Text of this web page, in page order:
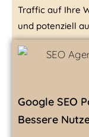
Traffic auf Ihre
und poten­ziell
Google SEO
Bessere